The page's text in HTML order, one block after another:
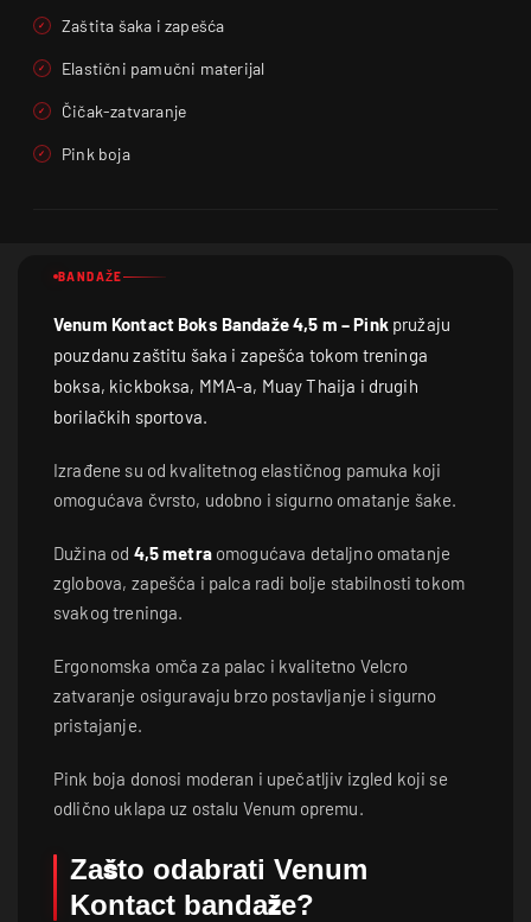
Zaštita šaka i zapešća
Elastični pamučni materijal
Čičak-zatvaranje
Pink boja
BANDAŽE
Venum Kontact Boks Bandaže 4,5 m – Pinkpružaju
pouzdanu zaštitu šaka i zapešća tokom treninga
boksa, kickboksa, MMA-a, Muay Thaija i drugih
borilačkih sportova.
Izrađene su od kvalitetnog elastičnog pamuka koji
omogućava čvrsto, udobno i sigurno omatanje šake.
Dužina od 4,5 metraomogućava detaljno omatanje
zglobova, zapešća i palca radi bolje stabilnosti tokom
svakog treninga.
Ergonomska omča za palac i kvalitetno Velcro
zatvaranje osiguravaju brzo postavljanje i sigurno
pristajanje.
Pink boja donosi moderan i upečatljiv izgled koji se
odlično uklapa uz ostalu Venum opremu.
Zašto odabrati Venum
Kontact bandaže?